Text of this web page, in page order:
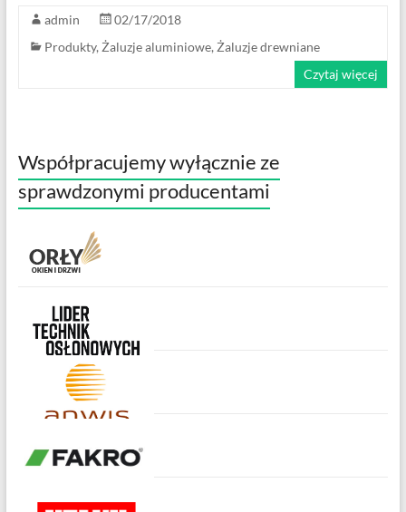
admin
02/17/2018
Produkty, Żaluzje aluminiowe, Żaluzje drewniane
Czytaj więcej
Współpracujemy wyłącznie ze
sprawdzonymi producentami